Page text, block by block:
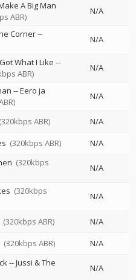
A Big Man
ABR)
N/A
Corner--
N/A
What I Like --
ABR)
N/A
--Eero ja
N/A
(320kbps ABR)
N/A
(320kbps ABR)
N/A
(320kbps
N/A
(320kbps
N/A
(320kbps ABR)
N/A
(320kbps ABR)
N/A
--Jussi & The
N/A